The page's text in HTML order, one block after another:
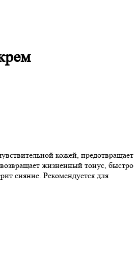
кожей, предотвращает
жизненный тонус, быстро
сияние. Рекомендуется для